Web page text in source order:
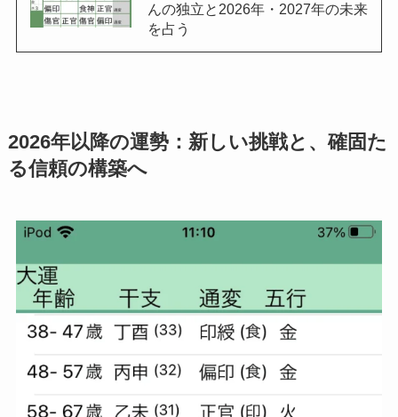
んの独立と2026年・2027年の未来
を占う
2026年以降の運勢：新しい挑戦と、確固た
る信頼の構築へ